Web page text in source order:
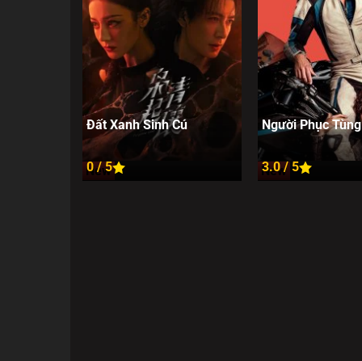
New
Đất Xanh Sinh Cú
0 / 5 New
Người Phục Tùng
3.0 / 5